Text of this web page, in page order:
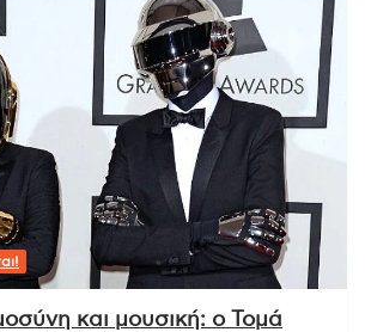
και μουσική: ο Τομά